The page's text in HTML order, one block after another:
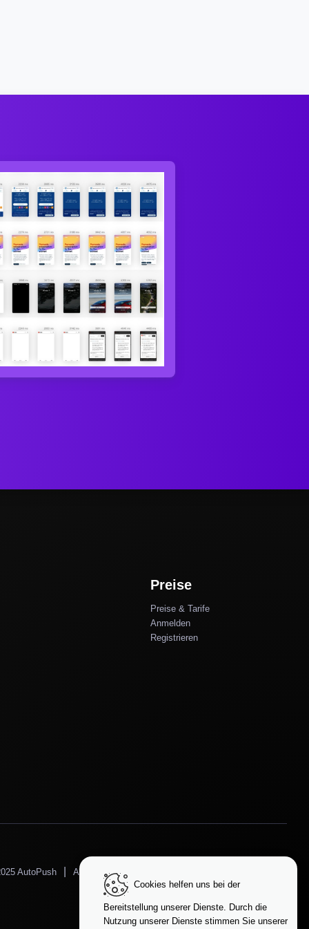
Preise
Preise & Tarife
Anmelden
Registrieren
AutoPush AGB Datenschutzrichtlinie
Cookies helfen uns bei der
Bereitstellung unserer Dienste. Durch die
Nutzung unserer Dienste stimmen Sie unserer